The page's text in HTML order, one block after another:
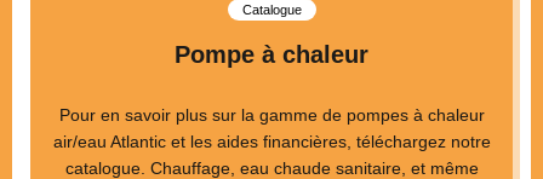
Catalogue
Pompe à chaleur
Pour en savoir plus sur la gamme de pompes à chaleur
air/eau Atlantic et les aides financières, téléchargez notre
catalogue. Chauffage, eau chaude sanitaire, et même